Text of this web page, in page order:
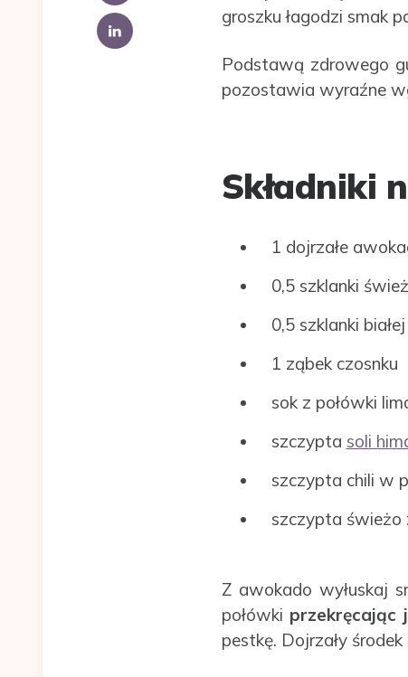
groszku łagodzi smak
Podstawą zdrowego
pozostawia wyraźne
Składniki
1 dojrzałe
0,5 szklanki
0,5 szklanki
1 ząbek czosnku
sok z połówki
szczypta soli
szczypta chili w
szczypta świeżo
Z awokado wyłuskaj
połówki przekręcając
pestkę. Dojrzały